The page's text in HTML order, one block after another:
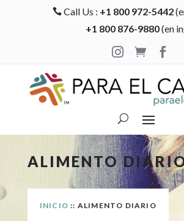
 Call Us : +1 800 972-5442
+1 800 876-9880(en

 
ALIMENTO
INICIO :: ALIMENTO DIARIO